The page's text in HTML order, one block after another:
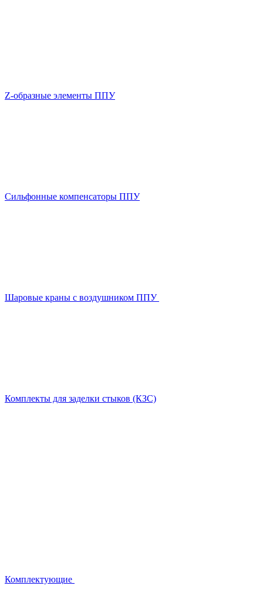
Z-образные элементы ППУ
Сильфонные компенсаторы ППУ
Шаровые краны с воздушником ППУ
Комплекты для заделки стыков (КЗС)
Комплектующие